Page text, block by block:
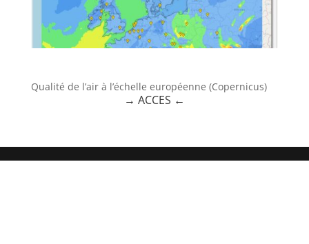
Qualité de l’air à l’échelle européenne (Copernicus)
→ ACCES ←